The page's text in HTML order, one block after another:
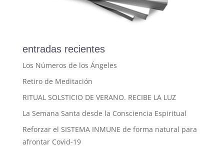
entradas recientes
Los Números de los Ángeles
Retiro de Meditación
RITUAL SOLSTICIO DE VERANO. RECIBE LA LUZ
La Semana Santa desde la Consciencia Espiritual
Reforzar el SISTEMA INMUNE de forma natural para
afrontar Covid-19